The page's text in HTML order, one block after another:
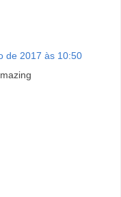
de 2017 às 10:50